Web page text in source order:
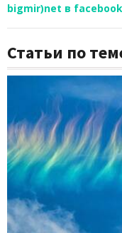
bigmir)net в facebook
Статьи по